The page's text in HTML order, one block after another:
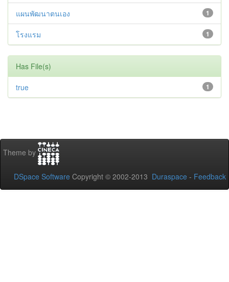
1
แผนพัฒนาตนเอง
1
โรงแรม
Has File(s)
1
true
Theme by
DSpace Software Copyright © 2002-2013 Duraspace - Feedback